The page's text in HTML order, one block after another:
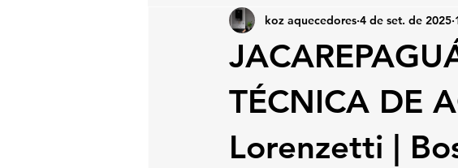
TÉCNICA DE
Lorenzetti |
koz aquecedores 4 de set. de 2025